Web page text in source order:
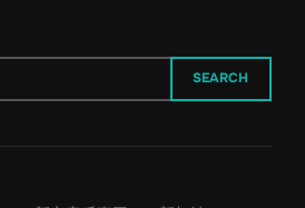
SEARCH